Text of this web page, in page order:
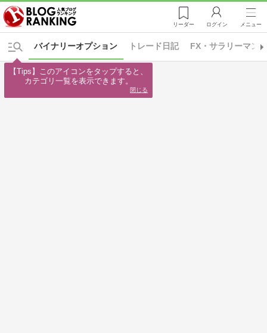
リーダー ログイン メニュー
トレード日記 FX・サラリーマン
バイナリーオプション
【Tips】このアイコンをタップすると、
カテゴリ一覧を表示できます。
閉じる